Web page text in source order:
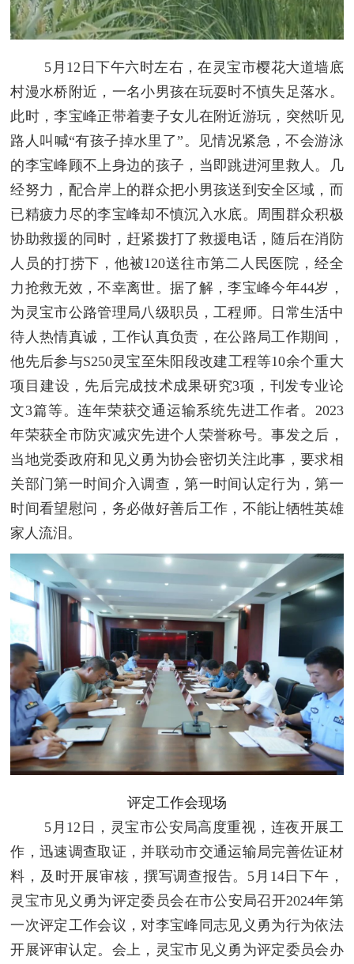
5月12日下午六时左右，在灵宝市樱花大道墙底
村漫水桥附近，一名小男孩在玩耍时不慎失足落水。
此时，李宝峰正带着妻子女儿在附近游玩，突然听见
路人叫喊“有孩子掉水里了”。见情况紧急，不会游泳
的李宝峰顾不上身边的孩子，当即跳进河里救人。几
经努力，配合岸上的群众把小男孩送到安全区域，而
已精疲力尽的李宝峰却不慎沉入水底。周围群众积极
协助救援的同时，赶紧拨打了救援电话，随后在消防
人员的打捞下，他被120送往市第二人民医院，经全
力抢救无效，不幸离世。据了解，李宝峰今年44岁，
为灵宝市公路管理局八级职员，工程师。日常生活中
待人热情真诚，工作认真负责，在公路局工作期间，
他先后参与S250灵宝至朱阳段改建工程等10余个重大
项目建设，先后完成技术成果研究3项，刊发专业论
文3篇等。连年荣获交通运输系统先进工作者。2023
年荣获全市防灾减灾先进个人荣誉称号。事发之后，
当地党委政府和见义勇为协会密切关注此事，要求相
关部门第一时间介入调查，第一时间认定行为，第一
时间看望慰问，务必做好善后工作，不能让牺牲英雄
家人流泪。
评定工作会现场
5月12日，灵宝市公安局高度重视，连夜开展工
作，迅速调查取证，并联动市交通运输局完善佐证材
料，及时开展审核，撰写调查报告。5月14日下午，
灵宝市见义勇为评定委员会在市公安局召开2024年第
一次评定工作会议，对李宝峰同志见义勇为行为依法
开展评审认定。会上，灵宝市见义勇为评定委员会办